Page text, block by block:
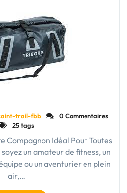
Vos
Aventures"
trail-fbb
0 Commentaires
25 tags
Compagnon Idéal Pour Toutes
un amateur de fitness, un
ou un aventurier en plein
air,…